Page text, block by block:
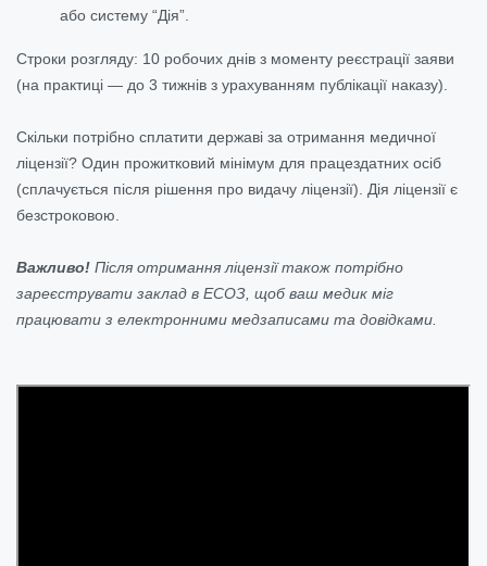
або систему “Дія”.
Строки розгляду: 10 робочих днів з моменту реєстрації заяви
(на практиці — до 3 тижнів з урахуванням публікації наказу).
Скільки потрібно сплатити державі за отримання медичної
ліцензії? Один прожитковий мінімум для працездатних осіб
(сплачується після рішення про видачу ліцензії). Дія ліцензії є
безстроковою.
Важливо! Після отримання ліцензії також потрібно
зареєструвати заклад в ЕСОЗ, щоб ваш медик міг
працювати з електронними медзаписами та довідками.